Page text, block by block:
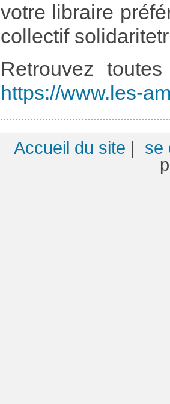
votre libraire
collectif
Retrouvez
https://www.les-
Accueil du site
se